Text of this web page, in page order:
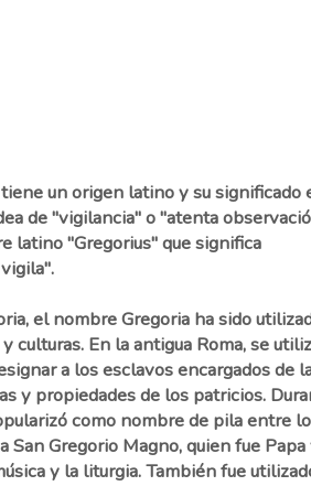
un origen latino y su significado
de "vigilancia" o "atenta
latino "Gregorius" que significa
el nombre Gregoria ha sido
culturas. En la antigua Roma, se
a los esclavos encargados de
y propiedades de los patricios.
como nombre de pila entre
San Gregorio Magno, quien fue Papa
y la liturgia. También fue